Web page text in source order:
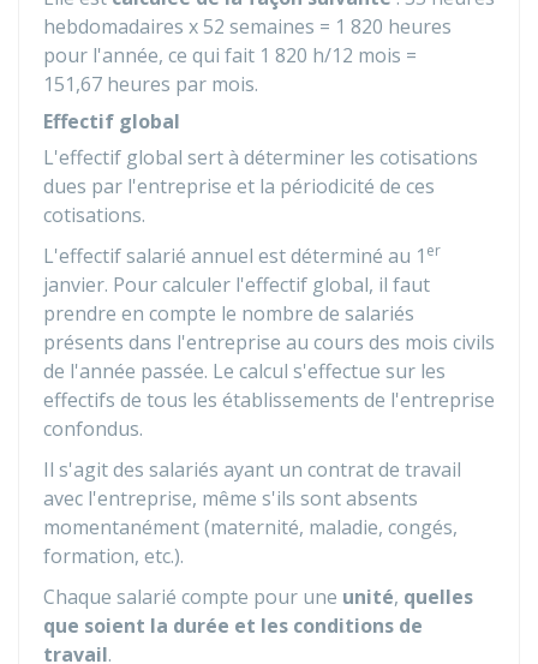
hebdomadaires x 52 semaines = 1 820 heures
pour l'année, ce qui fait 1 820 h/12 mois =
151,67 heures par mois.
Effectif global
L'effectif global sert à déterminer les cotisations
dues par l'entreprise et la périodicité de ces
cotisations.
L'effectif salarié annuel est déterminé au 1 er
janvier. Pour calculer l'effectif global, il faut
prendre en compte le nombre de salariés
présents dans l'entreprise au cours des mois civils
de l'année passée. Le calcul s'effectue sur les
effectifs de tous les établissements de l'entreprise
confondus.
Il s'agit des salariés ayant un contrat de travail
avec l'entreprise, même s'ils sont absents
momentanément (maternité, maladie, congés,
formation, etc.).
Chaque salarié compte pour une unité, quelles
que soient la durée et les conditions de
travail.